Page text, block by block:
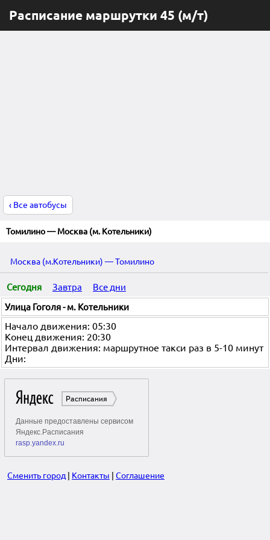
Расписание маршрутки 45 (м/т)
‹ Все автобусы
Томилино — Москва (м. Котельники)
Москва (м.Котельники) — Томилино
Сегодня Завтра
Все дни
Улица Гоголя - м. Котельники
Начало движения: 05:30
Конец движения: 20:30
Интервал движения: маршрутное такси раз в 5-10 минут
Дни:
Сменить город Контакты Соглашение